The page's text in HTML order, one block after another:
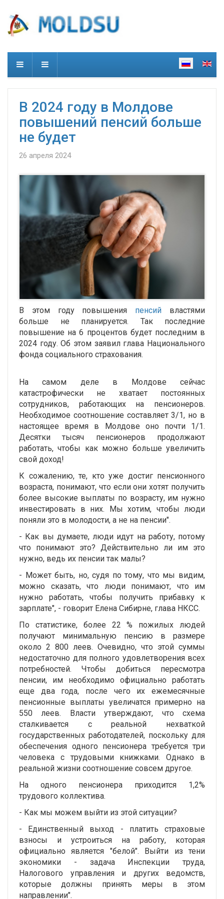
В 2024 году в Молдове
повышений пенсий больше
не будет
26 апреля 2024
В этом году повышения пенсий властями
больше не планируется. Так последние
повышение на 6 процентов будет последним в
2024 году. Об этом заявил глава Национального
фонда социального страхования.
На самом деле в Молдове сейчас
катастрофически не хватает постоянных
сотрудников, работающих на пенсионеров.
Необходимое соотношение составляет 3/1, но в
настоящее время в Молдове оно почти 1/1.
Десятки тысяч пенсионеров продолжают
работать, чтобы как можно больше увеличить
свой доход!
К сожалению, те, кто уже достиг пенсионного
возраста, понимают, что если они хотят получить
более высокие выплаты по возрасту, им нужно
инвестировать в них. Мы хотим, чтобы люди
поняли это в молодости, а не на пенсии".
- Как вы думаете, люди идут на работу, потому
что понимают это? Действительно ли им это
нужно, ведь их пенсии так малы?
- Может быть, но, судя по тому, что мы видим,
можно сказать, что люди понимают, что им
нужно работать, чтобы получить прибавку к
зарплате", - говорит Елена Сибирне, глава НКСС.
По статистике, более 22 % пожилых людей
получают минимальную пенсию в размере
около 2 800 леев. Очевидно, что этой суммы
недостаточно для полного удовлетворения всех
потребностей. Чтобы добиться пересмотра
пенсии, им необходимо официально работать
еще два года, после чего их ежемесячные
пенсионные выплаты увеличатся примерно на
550 леев. Власти утверждают, что схема
сталкивается с реальной нехваткой
государственных работодателей, поскольку для
обеспечения одного пенсионера требуется три
человека с трудовыми книжками. Однако в
реальной жизни соотношение совсем другое.
На одного пенсионера приходится 1,2%
трудового коллектива.
- Как мы можем выйти из этой ситуации?
- Единственный выход - платить страховые
взносы и устроиться на работу, которая
официально является "белой". Выйти из тени
экономики - задача Инспекции труда,
Налогового управления и других ведомств,
которые должны принять меры в этом
направлении".